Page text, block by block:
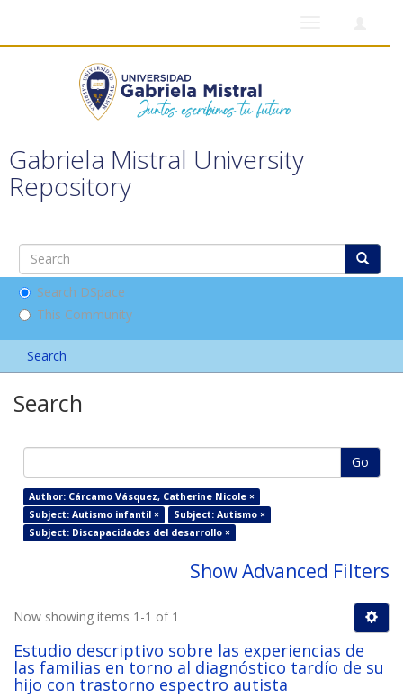
Gabriela Mistral University
Repository
Search DSpace
This Community
Search
Search
Go
Author: Cárcamo Vásquez, Catherine Nicole ×
Subject: Autismo infantil ×
Subject: Autismo ×
Subject: Discapacidades del desarrollo ×
Show Advanced Filters
Now showing items 1-1 of 1
Estudio descriptivo sobre las experiencias de
las familias en torno al diagnóstico tardío de su
hijo con trastorno espectro autista